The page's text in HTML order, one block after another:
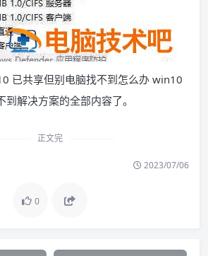
已共享但别电脑找不到怎么办 win10
解决方案的全部内容了。
正文完
2023/07/06
0